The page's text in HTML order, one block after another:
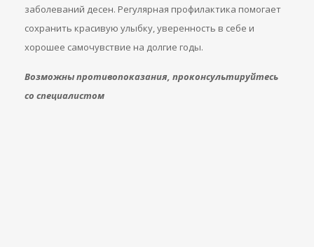
заболеваний десен. Регулярная профилактика помогает
сохранить красивую улыбку, уверенность в себе и
хорошее самочувствие на долгие годы.
Возможны противопоказания, проконсультируйтесь
со специалистом